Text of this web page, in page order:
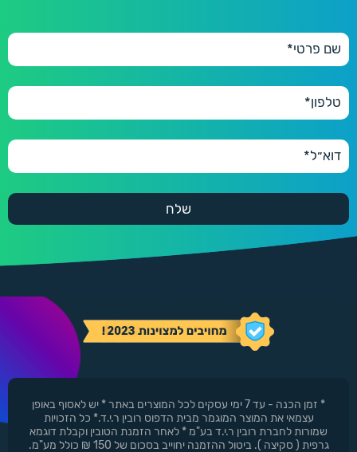
* זמן הכנה - עד 7 ימי עסקים לכל המוצרים באתר * יש לאסוף באופן
עצמאי את המוצר המוגמר מבית הדפוס רובין ר.י.ד.* כל הזכויות
שמורות לחברת רובין ר.י.ד בע"מ * לאחר הזמנת הטובין וקבלת דוגמא
גרפית ( סקיצה ). ביטול ההזמנה יחוייב בסכום של 150 ₪ כולל מע"מ.